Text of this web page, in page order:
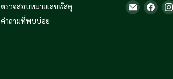
ตรวจสอบหมายเลขพัสดุ
คำถามที่พบบ่อย
EmailFind